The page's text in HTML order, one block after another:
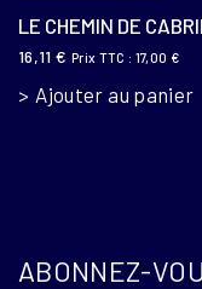
LE CHEMIN DE
16,11€ Prix TTC : 17,00 €
Ajouter au panier
ABONNEZ-